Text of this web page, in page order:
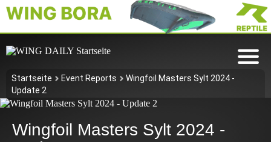
Startseite Event Reports
Wingfoil Masters Sylt 2024 -
Update 2
Wingfoil Masters Sylt 2024 -